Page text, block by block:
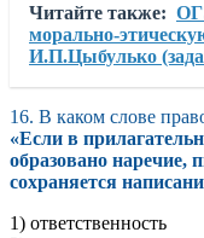
Читайте также:
морально-
И.П.Цыбулько
16. В каком слове
«Если в
образовано наречие,
сохраняется
1) ответственность